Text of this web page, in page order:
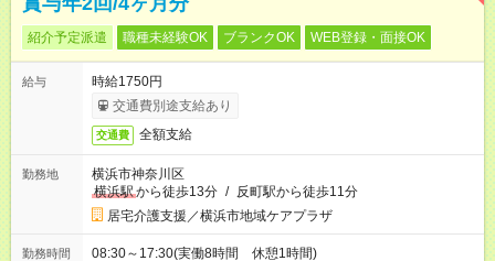
紹介予定派遣 職種未経験OK ブランクOK WEB登録・面接OK
給与
時給1750円
交通費別途支給あり
交通費 全額支給
勤務地
横浜市神奈川区
横浜駅から徒歩13分 / 反町駅から徒歩11分
居宅介護支援／横浜市地域ケアプラザ
勤務時間 08:30～17:30(実働8時間 休憩1時間)